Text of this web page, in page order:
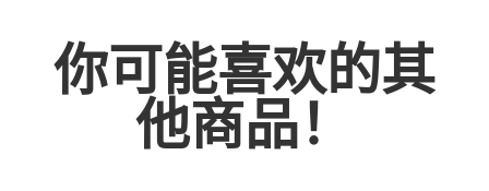
你可能喜欢的其
他商品！